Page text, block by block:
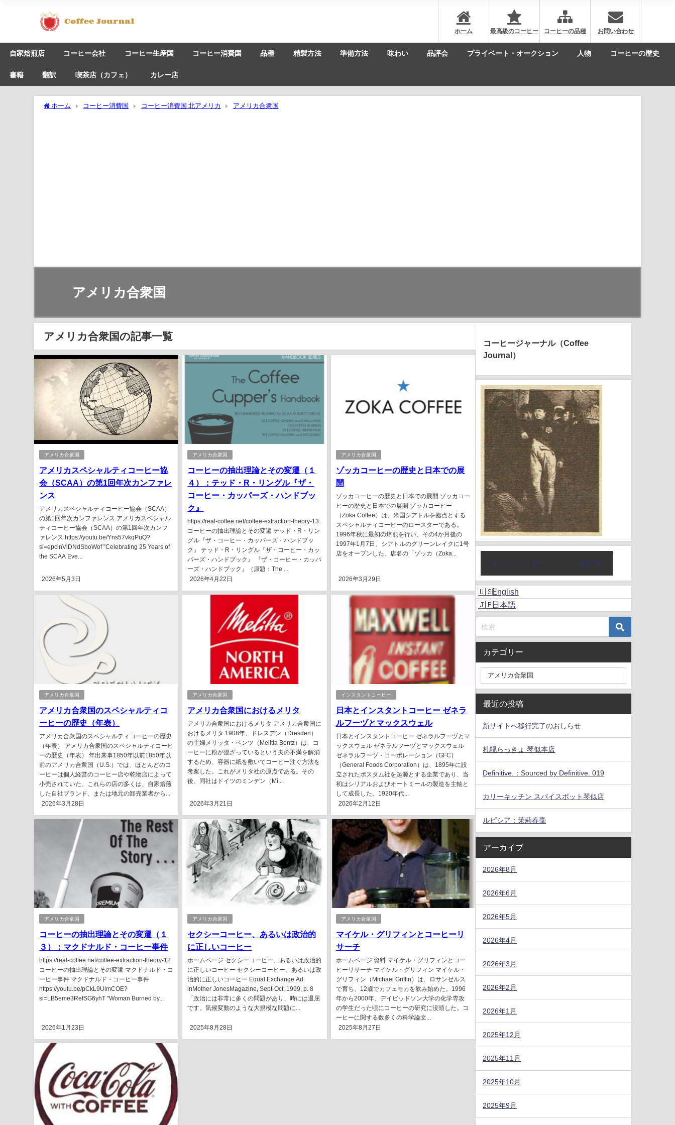
ホーム 最高級のコーヒー コーヒーの品種 お問い合わせ
自家焙煎店 コーヒー会社 コーヒー生産国 コーヒー消費国 品種 精製方法 準備方法 味わい 品評会 プライベート・オークション 人物 コーヒーの歴史
書籍 翻訳 喫茶店（カフェ） カレー店
ホーム コーヒー消費国 コーヒー消費国 北アメリカ アメリカ合衆国
アメリカ合衆国
アメリカ合衆国の記事一覧
アメリカ合衆国
アメリカスペシャルティコーヒー協
会（SCAA）の第1回年次カンファレ
ンス
アメリカスペシャルティコーヒー協会（SCAA）
の第1回年次カンファレンス アメリカスペシャル
ティコーヒー協会（SCAA）の第1回年次カンフ
ァレンス https://youtu.be/Yns57vkqPuQ?
si=epcinVlDNdSboWof ”Celebrating 25 Years of
the SCAA Eve...
2026年5月3日
アメリカ合衆国
コーヒーの抽出理論とその変遷（１
４）：テッド・R・リングル『ザ・
コーヒー・カッパーズ・ハンドブッ
ク』
https://real-coffee.net/coffee-extraction-theory-13
コーヒーの抽出理論とその変遷 テッド・R・リン
グル『ザ・コーヒー・カッパーズ・ハンドブッ
ク』 テッド・R・リングル『ザ・コーヒー・カッ
パーズ・ハンドブック』 『ザ・コーヒー・カッパ
ーズ・ハンドブック』（原題：The ...
2026年4月22日
アメリカ合衆国
ゾッカコーヒーの歴史と日本での展
開
ゾッカコーヒーの歴史と日本での展開 ゾッカコー
ヒーの歴史と日本での展開 ゾッカコーヒー
（Zoka Coffee）は、米国シアトルを拠点とする
スペシャルティコーヒーのロースターである。
1996年秋に最初の焙煎を行い、その4か月後の
1997年1月7日、シアトルのグリーンレイクに1号
店をオープンした。店名の「ゾッカ（Zoka...
2026年3月29日
アメリカ合衆国
アメリカ合衆国のスペシャルティコ
ーヒーの歴史（年表）
アメリカ合衆国のスペシャルティコーヒーの歴史
（年表） アメリカ合衆国のスペシャルティコーヒ
ーの歴史（年表） 年出来事1850年以前1850年以
前のアメリカ合衆国（U.S.）では、ほとんどのコ
ーヒーは個人経営のコーヒー店や乾物店によって
小売されていた。これらの店の多くは、自家焙煎
した自社ブランド、または地元の卸売業者から...
2026年3月28日
アメリカ合衆国
アメリカ合衆国におけるメリタ
アメリカ合衆国におけるメリタ アメリカ合衆国に
おけるメリタ 1908年、ドレスデン（Dresden）
の主婦メリッタ・ベンツ（Melitta Bentz）は、コ
ーヒーに粉が混ざっているという夫の不満を解消
するため、容器に紙を敷いてコーヒー注ぐ方法を
考案した。これがメリタ社の原点である。その
後、同社はドイツのミンデン（Mi...
2026年3月21日
インスタントコーヒー
日本とインスタントコーヒー ゼネラ
ルフーヅとマックスウェル
日本とインスタントコーヒー ゼネラルフーヅとマ
ックスウェル ゼネラルフーヅとマックスウェル
ゼネラルフーヅ・コーポレーション（GFC）
（General Foods Corporation）は、1895年に設
立されたポスタム社を起源とする企業であり、当
初はシリアルおよびオートミールの製造を主軸と
して成長した。1920年代...
2026年2月12日
アメリカ合衆国
コーヒーの抽出理論とその変遷（１
３）：マクドナルド・コーヒー事件
https://real-coffee.net/coffee-extraction-theory-12
コーヒーの抽出理論とその変遷 マクドナルド・コ
ーヒー事件 マクドナルド・コーヒー事件
https://youtu.be/pCkL9UlmCOE?
si=LB5eme3RefSG6yhT "Woman Burned by...
2026年1月23日
アメリカ合衆国
セクシーコーヒー、あるいは政治的
に正しいコーヒー
ホームページ セクシーコーヒー、あるいは政治的
に正しいコーヒー セクシーコーヒー、あるいは政
治的に正しいコーヒー Equal Exchange Ad
inMother JonesMagazine, Sept-Oct, 1999, p. 8
「政治には非常に多くの問題があり、時には退屈
です。気候変動のような大規模な問題に...
2025年8月28日
アメリカ合衆国
マイケル・グリフィンとコーヒーリ
サーチ
ホームページ 資料 マイケル・グリフィンとコー
ヒーリサーチ マイケル・グリフィン マイケル・
グリフィン（Michael Griffin）は、ロサンゼルス
で育ち、12歳でカフェモカを飲み始めた。1996
年から2000年、デイビッドソン大学の化学専攻
の学生だった頃にコーヒーの研究に没頭した。コ
ーヒーに関する数多くの科学論文...
2025年8月27日
コーヒージャーナル（Coffee
Journal）
X（ツイッター） NOTE
English
日本語
カテゴリー
最近の投稿
新サイトへ移行完了のおしらせ
札幌らっきょ 琴似本店
Definitive.：Sourced by Definitive. 019
カリーキッチン スパイスポット琴似店
ルピシア：茉莉春毫
アーカイブ
2026年8月
2026年6月
2026年5月
2026年4月
2026年3月
2026年2月
2026年1月
2025年12月
2025年11月
2025年10月
2025年9月